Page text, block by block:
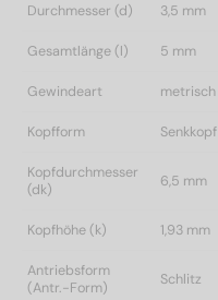
Durchmesser (d) 3,5 mm
Gesamtlänge (l) 5 mm
Gewindeart metrisch
Kopfform Senkkopf
Kopfdurchmesser
(dk)
6,5 mm
Kopfhöhe (k) 1,93 mm
Antriebsform
(Antr.-Form)
Schlitz